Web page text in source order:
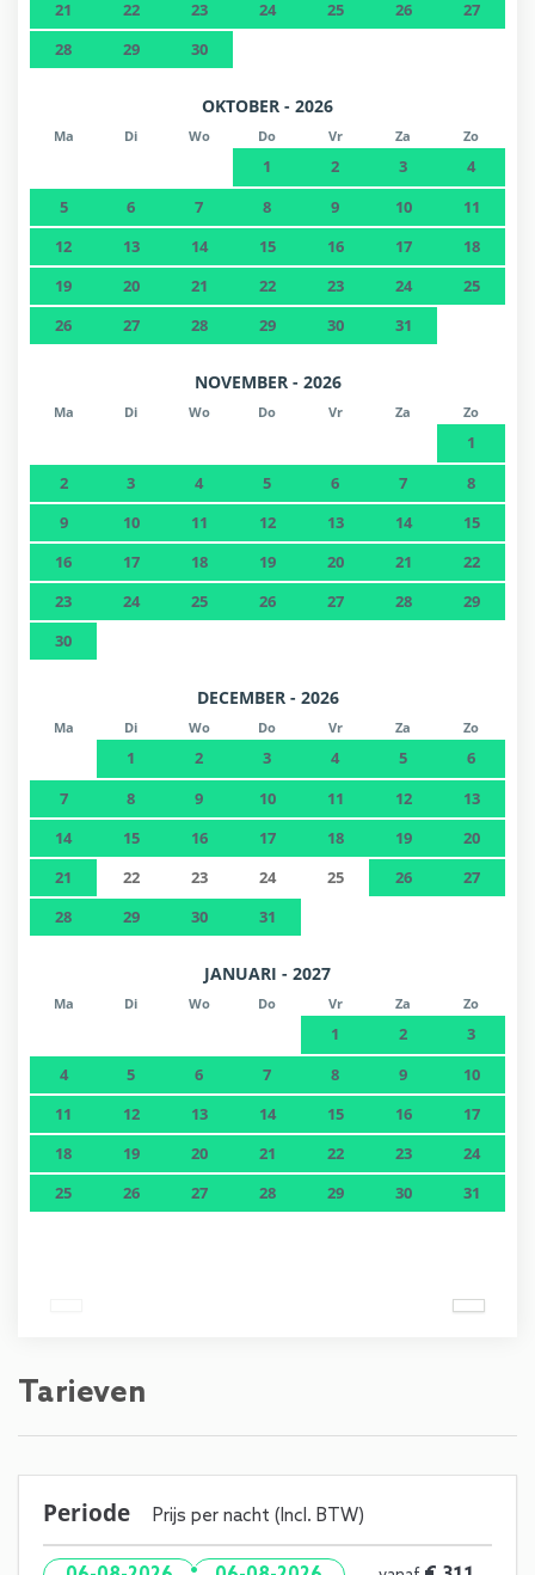
21
22 23 24 25 26
27
28
29 30
OKTOBER - 2026
Ma Di Wo Do Vr Za Zo
1 2 3
4
5
6 7 8 9 10
11
12
13 14 15 16 17
18
19
20 21 22 23 24
25
26
27 28 29 30 31
NOVEMBER - 2026
Ma Di Wo Do Vr Za Zo
1
2
3 4 5 6 7
8
9
10 11 12 13 14
15
16
17 18 19 20 21
22
23
24 25 26 27 28
29
30
DECEMBER - 2026
Ma Di Wo Do Vr Za Zo
1 2 3 4 5
6
7
8 9 10 11 12
13
14
15 16 17 18 19
20
21
22 23 24 25 26
27
28
29 30 31
JANUARI - 2027
Ma Di Wo Do Vr Za Zo
1 2
3
4
5 6 7 8 9
10
11
12 13 14 15 16
17
18
19 20 21 22 23
24
25
26 27 28 29 30 31
Tarieven
Periode Prijs per nacht (Incl. BTW)